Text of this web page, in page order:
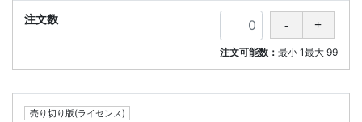
注文可能数： 最小 1最大 99
売り切り版(ライセンス)